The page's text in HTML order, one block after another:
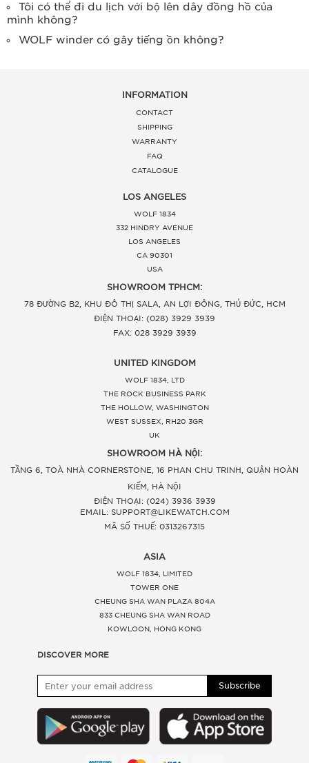
Tôi có thể đi du lịch với bộ lên dây đồng hồ của
mình không?
WOLF winder có gây tiếng ồn không?
INFORMATION
CONTACT
SHIPPING
WARRANTY
FAQ
CATALOGUE
LOS ANGELES
WOLF 1834
332 HINDRY AVENUE
LOS ANGELES
CA 90301
USA
SHOWROOM TPHCM:
78 ĐƯỜNG B2, KHU ĐÔ THỊ SALA, AN LỢI ĐÔNG, THỦ ĐỨC, HCM
ĐIỆN THOẠI: (028) 3929 3939
FAX: 028 3929 3939
UNITED KINGDOM
WOLF 1834, LTD
THE ROCK BUSINESS PARK
THE HOLLOW, WASHINGTON
WEST SUSSEX, RH20 3GR
UK
SHOWROOM HÀ NỘI:
TẦNG 6, TOÀ NHÀ CORNERSTONE, 16 PHAN CHU TRINH, QUẬN HOÀN
KIẾM, HÀ NỘI
ĐIỆN THOẠI: (024) 3936 3939
EMAIL: SUPPORT@LIKEWATCH.COM
MÃ SỐ THUẾ: 0313267315
ASIA
WOLF 1834, LIMITED
TOWER ONE
CHEUNG SHA WAN PLAZA 804A
833 CHEUNG SHA WAN ROAD
KOWLOON, HONG KONG
DISCOVER MORE
Subscribe